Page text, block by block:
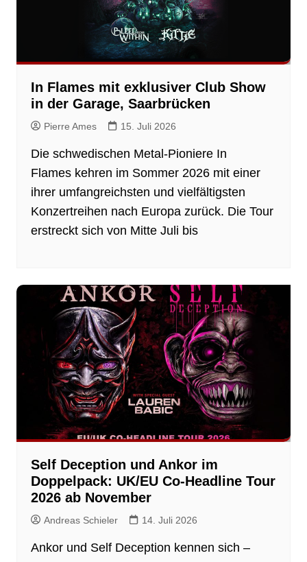
In Flames mit exklusiver Club Show
in der Garage, Saarbrücken
Pierre Ames 15. Juli 2026
Die schwedischen Metal-Pioniere In
Flames kehren im Sommer 2026 mit einer
ihrer umfangreichsten und vielfältigsten
Konzertreihen nach Europa zurück. Die Tour
erstreckt sich von Mitte Juli bis
Self Deception und Ankor im
Doppelpack: UK/EU Co-Headline Tour
2026 ab November
Andreas Schieler 14. Juli 2026
Ankor und Self Deception kennen sich –